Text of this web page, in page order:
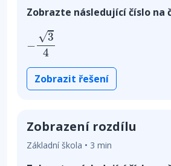
Zobrazte následující číslo na
−
√3
4
4
Zobrazit řešení
Zobrazení rozdílu
Základní škola • 3 min